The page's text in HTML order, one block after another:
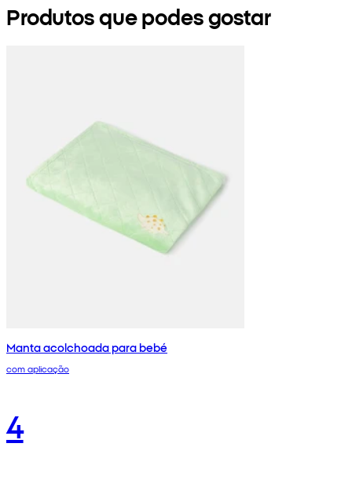
Produtos que podes gostar
Manta acolchoada para bebé
com aplicação
4